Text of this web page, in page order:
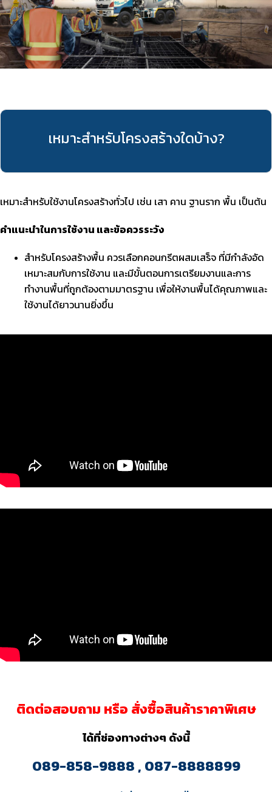
เหมาะสำหรับโครงสร้างใดบ้าง?
เหมาะสำหรับใช้งานโครงสร้างทั่วไป เช่น เสา คาน ฐานราก พื้น เป็นต้น
คำแนะนำในการใช้งาน และข้อควรระวัง
สำหรับโครงสร้างพื้น ควรเลือกคอนกรีตผสมเสร็จ ที่มีกำลังอัด
เหมาะสมกับการใช้งาน และมีขั้นตอนการเตรียมงานและการ
ทำงานพื้นที่ถูกต้องตามมาตรฐาน เพื่อให้งานพื้นได้คุณภาพและ
ใช้งานได้ยาวนานยิ่งขึ้น
ติดต่อสอบถาม หรือ สั่งซื้อสินค้าราคาพิเศษ
ได้ที่ช่องทางต่างๆ ดังนี้
089-858-9888 , 087-8888899